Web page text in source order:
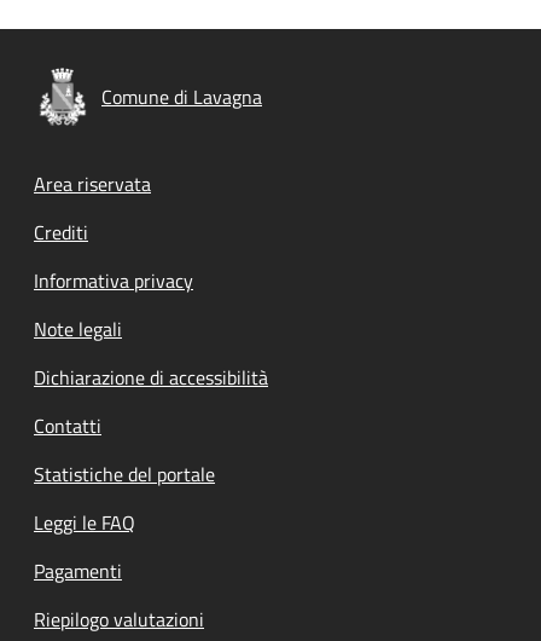
Comune di Lavagna
Footer menu
Area riservata
Crediti
Informativa privacy
Note legali
Dichiarazione di accessibilità
Contatti
Statistiche del portale
Leggi le FAQ
Pagamenti
Riepilogo valutazioni